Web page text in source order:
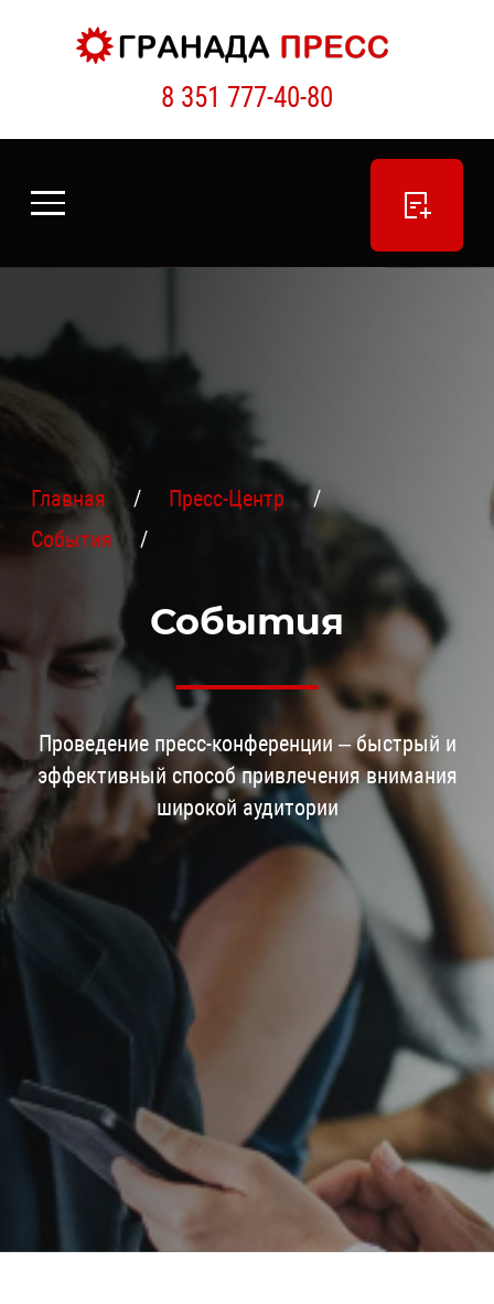
8 351 777-40-80
Главная
Пресс-Центр
События
События
Проведение пресс-конференции – быстрый и
эффективный способ привлечения внимания
широкой аудитории